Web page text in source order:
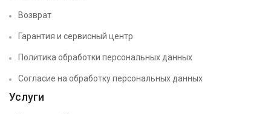
Возврат
Гарантия и сервисный центр
Политика обработки персональных данных
Согласие на обработку персональных данных
Услуги